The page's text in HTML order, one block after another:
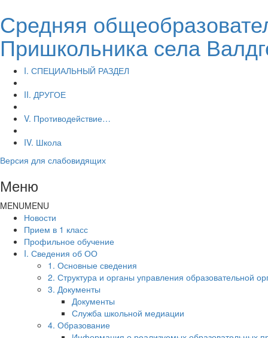
Средняя
Пришкольника села
I. СПЕЦИАЛЬНЫЙ РАЗДЕЛ
II. ДРУГОЕ
V. Противодействие…
IV. Школа
Версия для слабовидящих
Меню
MENUMENU
Новости
Прием в 1 класс
Профильное обучение
I. Сведения об ОО
1. Основные сведения
2. Структура и органы управления образовательной
3. Документы
Документы
Служба школьной медиации
4. Образование